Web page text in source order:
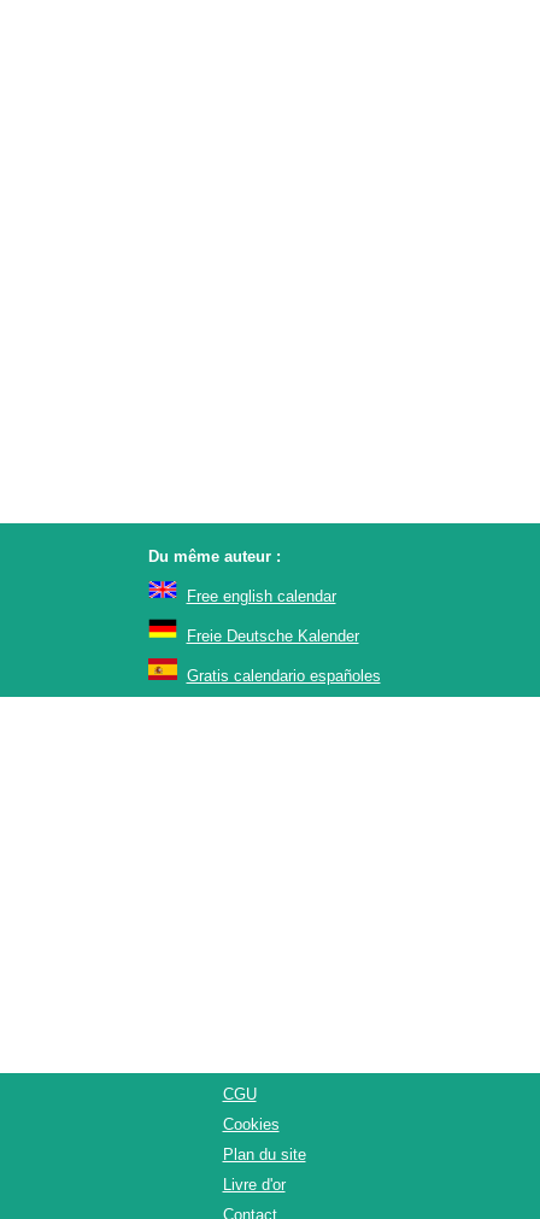
Du même auteur :
Free english calendar
Freie Deutsche Kalender
Gratis calendario españoles
CGU
Cookies
Plan du site
Livre d'or
Contact